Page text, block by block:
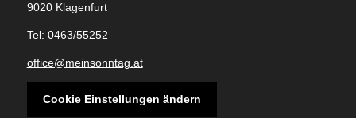
9020 Klagenfurt
Tel: 0463/55252
office@meinsonntag.at
Cookie Einstellungen ändern